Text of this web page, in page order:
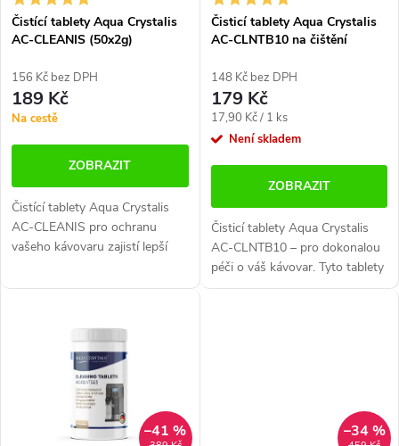
r
o
d
u
k
t
ů
p
r
o
d
u
k
t
ů
Čistící tablety Aqua Crystalis
AC-CLEANIS (50x2g)
156 Kč bez DPH
189 Kč
Na cestě
ZOBRAZIT
Čistící tablety Aqua Crystalis
AC-CLEANIS pro ochranu
vašeho kávovaru zajistí lepší
přístroje. Určeno pro všechny
Čisticí tablety Aqua Crystalis
AC-CLNTB10 na čištění
148 Kč bez DPH
179 Kč
Měrná
cena:
17,90 Kč / 1 ks
Není skladem
ZOBRAZIT
Čisticí tablety Aqua Crystalis
AC-CLNTB10 – pro dokonalou
péči o váš kávovar. Tyto tablety
zajišťují nejen lepší aroma vaší
–41 % –34 %